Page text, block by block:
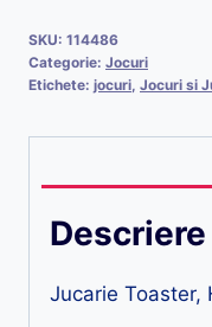
SKU: 114486
Categorie: Jocuri
Etichete: jocuri, Jocuri si
Descriere
Jucarie Toaster,